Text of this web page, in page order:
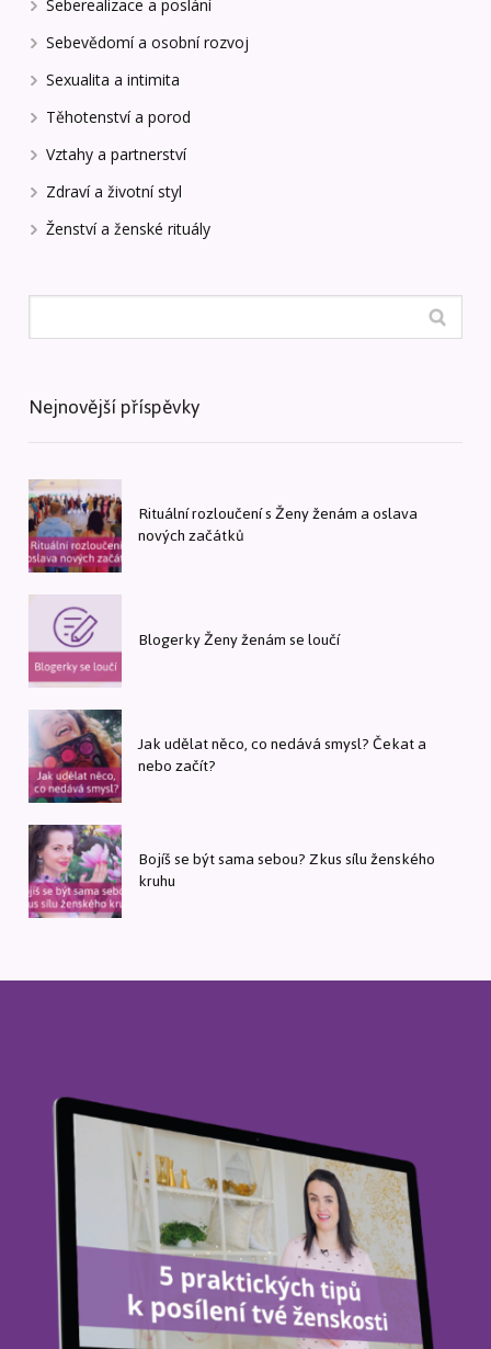
Seberealizace a poslání
Sebevědomí a osobní rozvoj
Sexualita a intimita
Těhotenství a porod
Vztahy a partnerství
Zdraví a životní styl
Ženství a ženské rituály
Nejnovější příspěvky
Rituální rozloučení s Ženy ženám a oslava
nových začátků
Blogerky Ženy ženám se loučí
Jak udělat něco, co nedává smysl? Čekat a
nebo začít?
Bojíš se být sama sebou? Zkus sílu ženského
kruhu